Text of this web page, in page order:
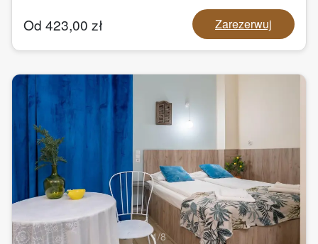
Od 423,00 zł Zarezerwuj
1/8